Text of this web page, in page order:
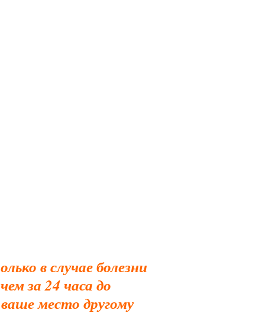
в случае болезни
за 24 часа до
место другому